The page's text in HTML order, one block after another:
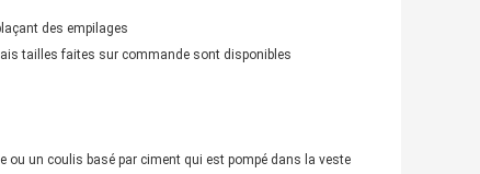
des empilages
tailles faites sur commande sont disponibles
ou un coulis basé par ciment qui est pompé dans la veste